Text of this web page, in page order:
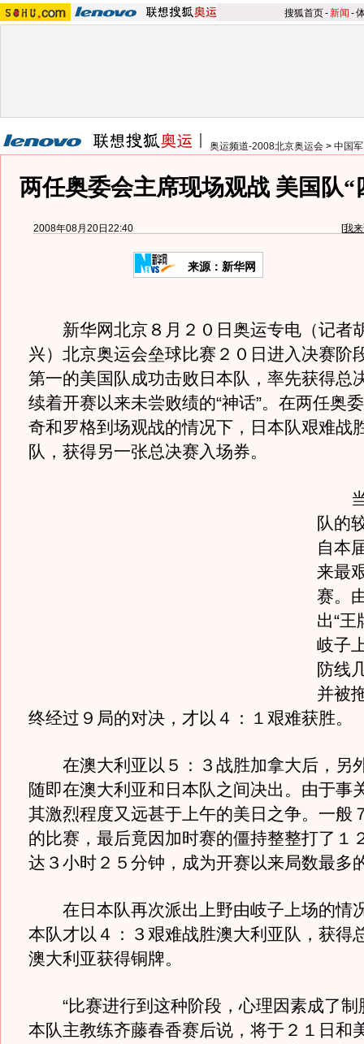
搜狐首页-新闻 -
奥运频道-2008北京奥运会 > 中国
两任奥委会主席现场观战 美国队“
2008年08月20日22:40 [我
来源：新华网
新华网北京８月２０日奥运专电（记者
兴）北京奥运会垒球比赛２０日进入决赛阶
第一的美国队成功击败日本队，率先获得总
续着开赛以来未尝败绩的“神话”。在两任奥
奇和罗格到场观战的情况下，日本队艰难战
队，获得另一张总决赛入场券。
当
队的
自本
来最
赛。
出“王
岐子
防线
并被
终经过９局的对决，才以４：１艰难获胜。
在澳大利亚以５：３战胜加拿大后，另
随即在澳大利亚和日本队之间决出。由于事
其激烈程度又远甚于上午的美日之争。一般
的比赛，最后竟因加时赛的僵持整整打了１
达３小时２５分钟，成为开赛以来局数最多
在日本队再次派出上野由岐子上场的情
本队才以４：３艰难战胜澳大利亚队，获得
澳大利亚获得铜牌。
“比赛进行到这种阶段，心理因素成了制
本队主教练齐藤春香赛后说，将于２１日和